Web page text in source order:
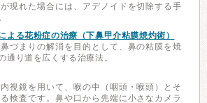
現れた場合には、アデノイドを切除する手
よる花粉症の治療（下鼻甲介粘膜焼灼術）
づまりの解消を目的として、鼻の粘膜を焼
通り道を広くする治療法。
視鏡を用いて、喉の中（咽頭・喉頭）とそ
検査です。鼻や口から先端に小さなカメラ